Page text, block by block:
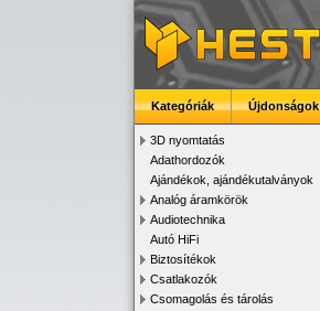
Kategóriák Újdonságok
3D nyomtatás
Adathordozók
Ajándékok, ajándékutalványok
Analóg áramkörök
Audiotechnika
Autó HiFi
Biztosítékok
Csatlakozók
Csomagolás és tárolás